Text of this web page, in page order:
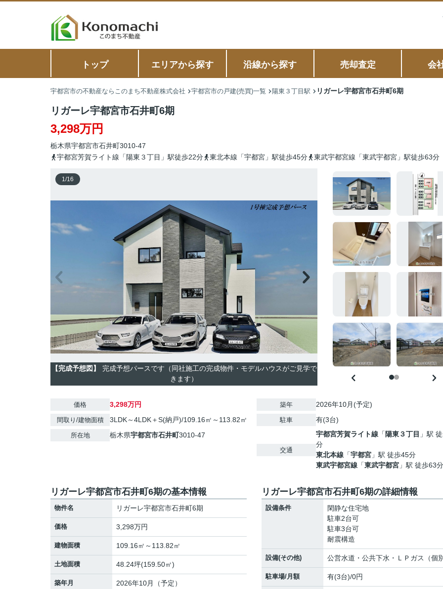
トップ エリアから探す 沿線から探す 売却査定 会
宇都宮市の不動産ならこのまち不動産株式会社 宇都宮市の戸建(売買)一覧 陽東３丁目駅 リガーレ宇都宮市石井町6期
リガーレ宇都宮市石井町6期
3,298万円
栃木県宇都宮市石井町3010-47
宇都宮芳賀ライト線「陽東３丁目」駅徒歩22分
東北本線「宇都宮」駅徒歩45分 東武宇都宮線「東武宇都宮」駅徒歩63分
1/16
【完成予想図】
完成予想パースです（同社施工の完成物件・モデルハウスがご見学で
きます）
価格 3,298万円
間取り/建物面積 3LDK～4LDK＋S(納戸)/109.16㎡～113.82㎡
所在地 栃木県宇都宮市石井町3010-47
築年 2026年10月(予定)
駐車 有(3台)
交通
宇都宮芳賀ライト線 「 陽東３丁目 」駅
分
東北本線 「宇都宮 」駅 徒歩45分
東武宇都宮線 「東武宇都宮 」駅 徒歩63分
リガーレ宇都宮市石井町6期の基本情報
物件名 リガーレ宇都宮市石井町6期
価格 3,298万円
建物面積 109.16㎡～113.82㎡
土地面積 48.24坪(159.50㎡)
築年月 2026年10月（予定）
リガーレ宇都宮市石井町6期の詳細情報
設備条件
閑静な住宅地
駐車2台可
駐車3台可
耐震構造
設備(その他) 公営水道・公共下水・ＬＰガス（個
駐車場/月額 有(3台)/0円